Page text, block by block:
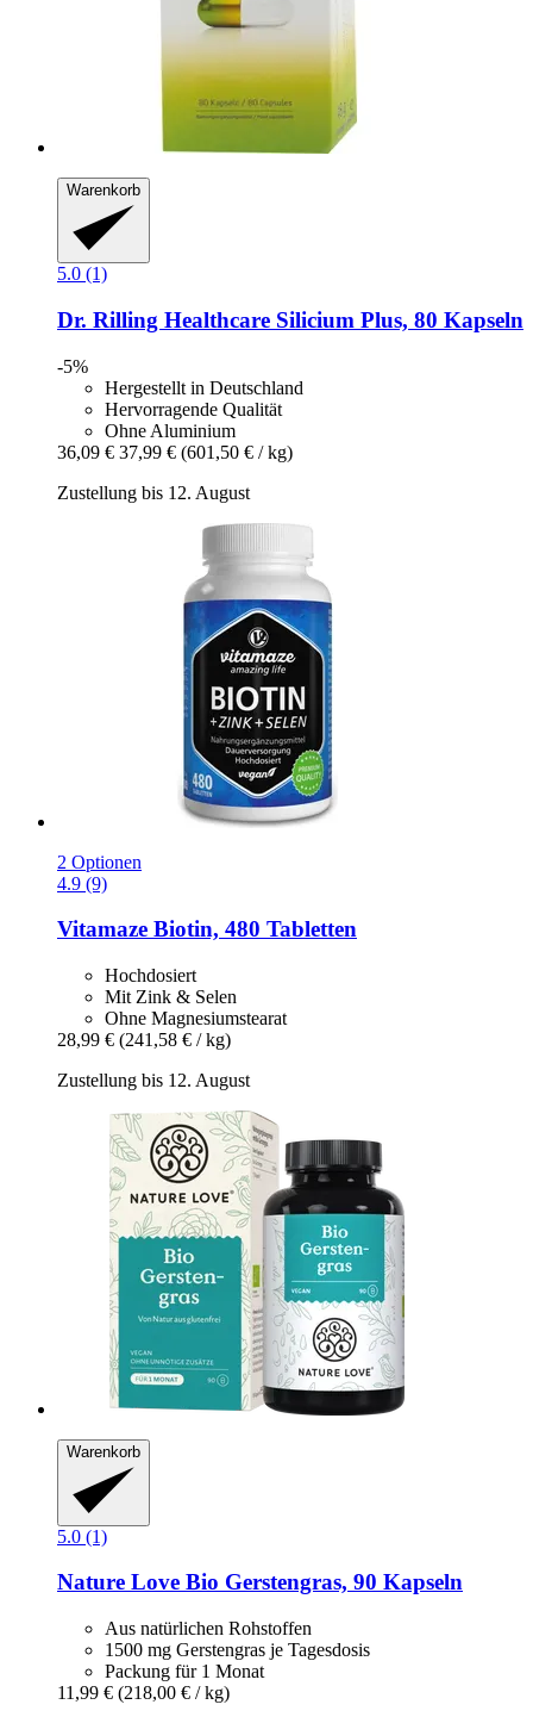
Warenkorb
5.0 (1)
Dr. Rilling Healthcare Silicium Plus, 80 Kapseln
-5%
Hergestellt in Deutschland
Hervorragende Qualität
Ohne Aluminium
36,09 € 37,99 € (601,50 € / kg)
Zustellung bis 12. August
2 Optionen
4.9 (9)
Vitamaze Biotin, 480 Tabletten
Hochdosiert
Mit Zink & Selen
Ohne Magnesiumstearat
28,99 € (241,58 € / kg)
Zustellung bis 12. August
Warenkorb
5.0 (1)
Nature Love Bio Gerstengras, 90 Kapseln
Aus natürlichen Rohstoffen
1500 mg Gerstengras je Tagesdosis
Packung für 1 Monat
11,99 € (218,00 € / kg)